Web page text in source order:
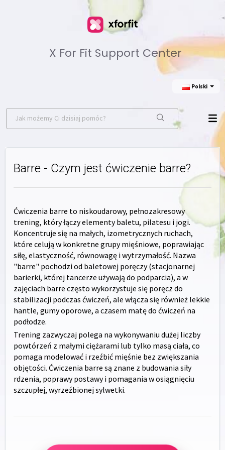
X For Fit Support Center
Polski
Barre - Czym jest ćwiczenie barre?
Ćwiczenia barre to niskoudarowy, pełnozakresowy
trening, który łączy elementy baletu, pilatesu i jogi.
Koncentruje się na małych, izometrycznych ruchach,
które celują w konkretne grupy mięśniowe, poprawiając
siłę, elastyczność, równowagę i wytrzymałość. Nazwa
"barre" pochodzi od baletowej poręczy (stacjonarnej
barierki, której tancerze używają do podparcia), a w
zajęciach barre często wykorzystuje się poręcz do
stabilizacji podczas ćwiczeń, ale włącza się również lekkie
hantle, gumy oporowe, a czasem matę do ćwiczeń na
podłodze.
Trening zazwyczaj polega na wykonywaniu dużej liczby
powtórzeń z małymi ciężarami lub tylko masą ciała, co
pomaga modelować i rzeźbić mięśnie bez zwiększania
objętości. Ćwiczenia barre są znane z budowania siły
rdzenia, poprawy postawy i pomagania w osiągnięciu
szczupłej, wyrzeźbionej sylwetki.